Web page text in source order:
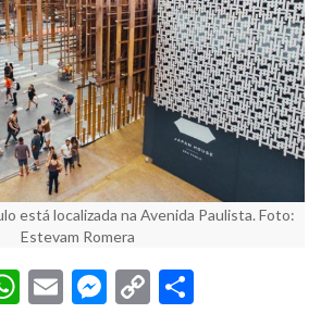
está localizada na Avenida Paulista. Foto:
Estevam Romera
WhatsApp
EmailMessenger
Copy